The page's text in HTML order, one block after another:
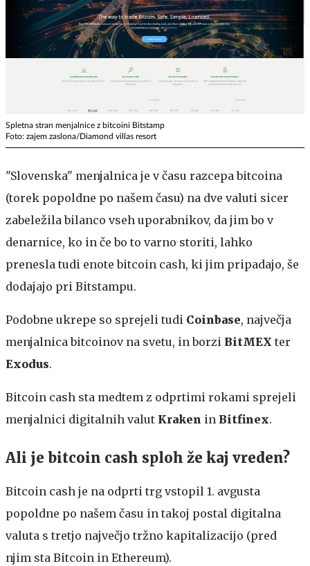
Spletna stran menjalnice z bitcoini Bitstamp
Foto: zajem zaslona/Diamond villas resort
"Slovenska" menjalnica je v času razcepa bitcoina
(torek popoldne po našem času) na dve valuti sicer
zabeležila bilanco vseh uporabnikov, da jim bo v
denarnice, ko in če bo to varno storiti, lahko
prenesla tudi enote bitcoin cash, ki jim pripadajo, še
dodajajo pri Bitstampu.
Podobne ukrepe so sprejeli tudi Coinbase, največja
menjalnica bitcoinov na svetu, in borzi BitMEX ter
Exodus.
Bitcoin cash sta medtem z odprtimi rokami sprejeli
menjalnici digitalnih valut Kraken in Bitfinex.
Ali je bitcoin cash sploh že kaj vreden?
Bitcoin cash je na odprti trg vstopil 1. avgusta
popoldne po našem času in takoj postal digitalna
valuta s tretjo največjo tržno kapitalizacijo (pred
njim sta Bitcoin in Ethereum).